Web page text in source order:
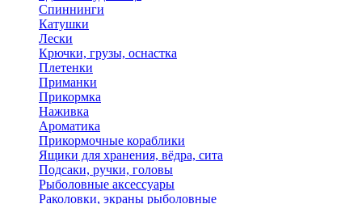
Спиннинги
Катушки
Лески
Крючки, грузы, оснастка
Плетенки
Приманки
Прикормка
Наживка
Ароматика
Прикормочные кораблики
Ящики для хранения, вёдра, сита
Подсаки, ручки, головы
Рыболовные аксессуары
Раколовки, экраны рыболовные